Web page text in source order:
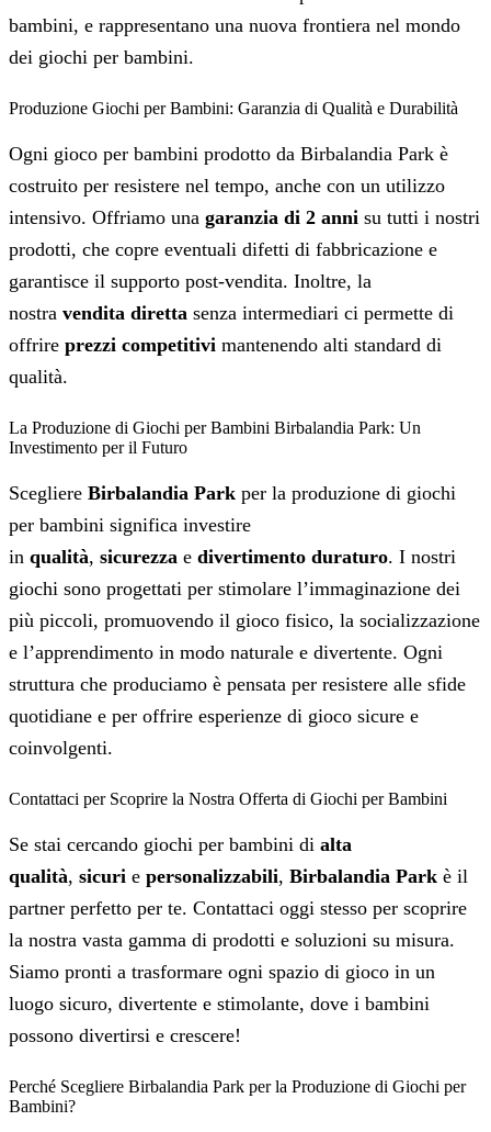
bambini, e rappresentano una nuova frontiera nel mondo
dei giochi per bambini.
Produzione Giochi per Bambini: Garanzia di Qualità e Durabilità
Ogni gioco per bambini prodotto da Birbalandia Park è
costruito per resistere nel tempo, anche con un utilizzo
intensivo. Offriamo una garanzia di 2 anni su tutti i nostri
prodotti, che copre eventuali difetti di fabbricazione e
garantisce il supporto post-vendita. Inoltre, la
nostra vendita diretta senza intermediari ci permette di
offrire prezzi competitivi mantenendo alti standard di
qualità.
La Produzione di Giochi per Bambini Birbalandia Park: Un
Investimento per il Futuro
Scegliere Birbalandia Park per la produzione di giochi
per bambini significa investire
in qualità, sicurezza e divertimento duraturo. I nostri
giochi sono progettati per stimolare l’immaginazione dei
più piccoli, promuovendo il gioco fisico, la socializzazione
e l’apprendimento in modo naturale e divertente. Ogni
struttura che produciamo è pensata per resistere alle sfide
quotidiane e per offrire esperienze di gioco sicure e
coinvolgenti.
Contattaci per Scoprire la Nostra Offerta di Giochi per Bambini
Se stai cercando giochi per bambini di alta
qualità, sicuri e personalizzabili, Birbalandia Park è il
partner perfetto per te. Contattaci oggi stesso per scoprire
la nostra vasta gamma di prodotti e soluzioni su misura.
Siamo pronti a trasformare ogni spazio di gioco in un
luogo sicuro, divertente e stimolante, dove i bambini
possono divertirsi e crescere!
Perché Scegliere Birbalandia Park per la Produzione di Giochi per
Bambini?